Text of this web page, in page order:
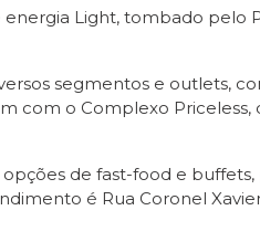
Light, tombado pelo
segmentos e outlets,
com o Complexo
de fast-food e
é Rua Coronel